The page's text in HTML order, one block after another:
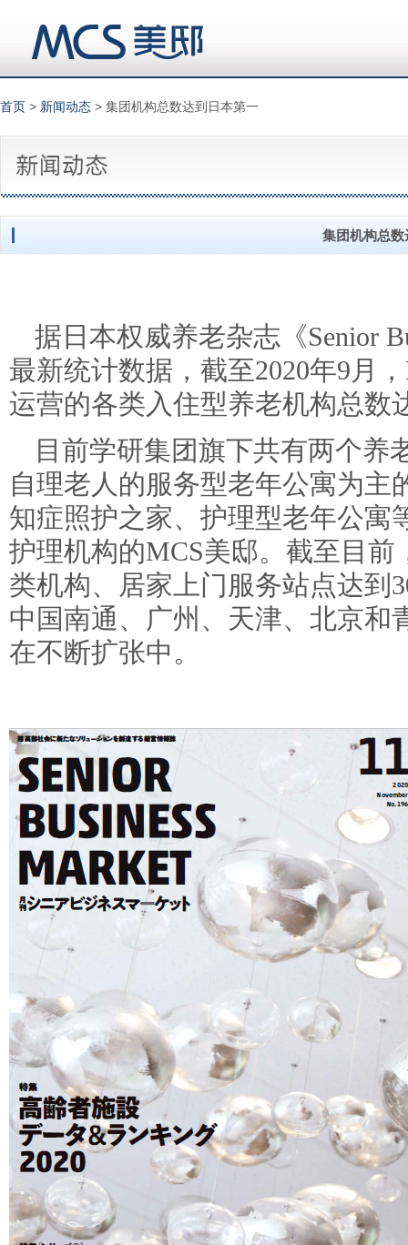
首页 > 新闻动态 > 集团机构总数达到日本第一
集团机构总
据日本权威养老杂志《Senior
最新统计数据，截至2020年9月
运营的各类入住型养老机构总数
目前学研集团旗下共有两个养
自理老人的服务型老年公寓为主
知症照护之家、护理型老年公寓
护理机构的MCS美邸。截至目
类机构、居家上门服务站点达到
中国南通、广州、天津、北京和
在不断扩张中。